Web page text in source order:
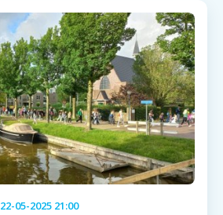
22-05-2025 21:00